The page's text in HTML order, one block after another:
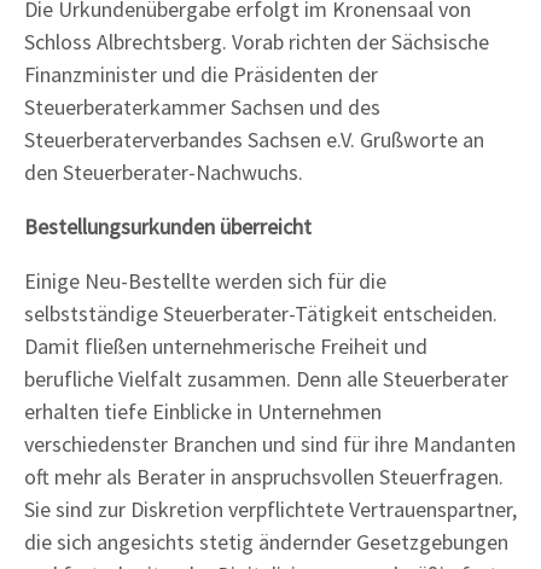
Die Urkundenübergabe erfolgt im Kronensaal von
Schloss Albrechtsberg. Vorab richten der Sächsische
Finanzminister und die Präsidenten der
Steuerberaterkammer Sachsen und des
Steuerberaterverbandes Sachsen e.V. Grußworte an
den Steuerberater-Nachwuchs.
Bestellungsurkunden überreicht
Einige Neu-Bestellte werden sich für die
selbstständige Steuerberater-Tätigkeit entscheiden.
Damit fließen unternehmerische Freiheit und
berufliche Vielfalt zusammen. Denn alle Steuerberater
erhalten tiefe Einblicke in Unternehmen
verschiedenster Branchen und sind für ihre Mandanten
oft mehr als Berater in anspruchsvollen Steuerfragen.
Sie sind zur Diskretion verpflichtete Vertrauenspartner,
die sich angesichts stetig ändernder Gesetzgebungen